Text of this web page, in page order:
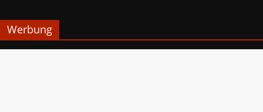
Werbung